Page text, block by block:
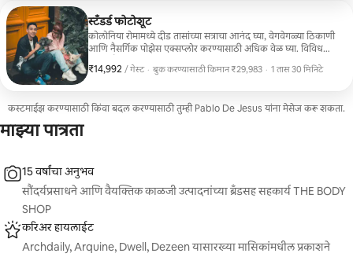
स्टॅंडर्ड फोटोशूट
कोलोनिया रोमामध्ये दीड तासांच्या सत्राचा आनंद घ्या, वेगवेगळ्या ठिकाणी
आणि नैसर्गिक पोझेस एक्सप्लोर करण्यासाठी अधिक वेळ घ्या. विविधता
जोडप्यांसाठी किंवा लहान ग्रुपसाठी आदर्श.
₹14,992 / गेस्ट
₹14,992 प्रति गेस्ट · बुक करण्यासाठी किमान ₹29,983
, · 1 तास 30 मिनिटे
कस्टमाईझ करण्यासाठी किंवा बदल करण्यासाठी तुम्ही Pablo De Jesus यांना मेसेज करू शकता.
माझ्या पात्रता
15 वर्षांचा अनुभव
सौंदर्यप्रसाधने आणि वैयक्तिक काळजी उत्पादनांच्या ब्रँडसह सहकार्य THE BODY
SHOP
करिअर हायलाईट
Archdaily, Arquine, Dwell, Dezeen यासारख्या मासिकांमधील प्रकाशने